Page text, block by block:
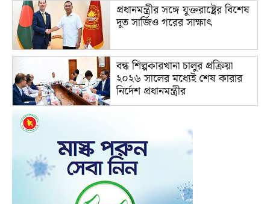
প্রধানমন্ত্রীর সঙ্গে যুক্তরাষ্ট্রের বিশেষ
দূত সার্জিও গরের সাক্ষাৎ
বন্ধ শিল্পকারখানা চালুর প্রক্রিয়া
২০২৬ সালের মধ্যেই শেষ কারার
নির্দেশ প্রধানমন্ত্রীর